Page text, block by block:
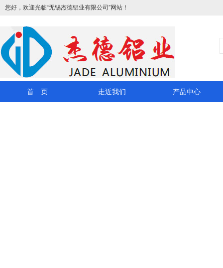
您好，欢迎光临“无锡杰德铝业有限公司”网站！
首 页 走近我们 产品中心